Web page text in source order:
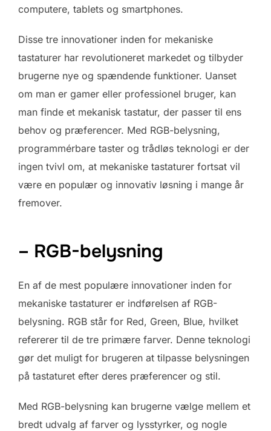
computere, tablets og smartphones.
Disse tre innovationer inden for mekaniske
tastaturer har revolutioneret markedet og tilbyder
brugerne nye og spændende funktioner. Uanset
om man er gamer eller professionel bruger, kan
man finde et mekanisk tastatur, der passer til ens
behov og præferencer. Med RGB-belysning,
programmérbare taster og trådløs teknologi er der
ingen tvivl om, at mekaniske tastaturer fortsat vil
være en populær og innovativ løsning i mange år
fremover.
– RGB-belysning
En af de mest populære innovationer inden for
mekaniske tastaturer er indførelsen af RGB-
belysning. RGB står for Red, Green, Blue, hvilket
refererer til de tre primære farver. Denne teknologi
gør det muligt for brugeren at tilpasse belysningen
på tastaturet efter deres præferencer og stil.
Med RGB-belysning kan brugerne vælge mellem et
bredt udvalg af farver og lysstyrker, og nogle